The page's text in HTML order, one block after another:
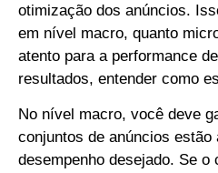
otimização dos anúncios.
em nível macro, quanto
atento para a performance
resultados, entender como
No nível macro, você deve
conjuntos de anúncios estão
desempenho desejado. Se o